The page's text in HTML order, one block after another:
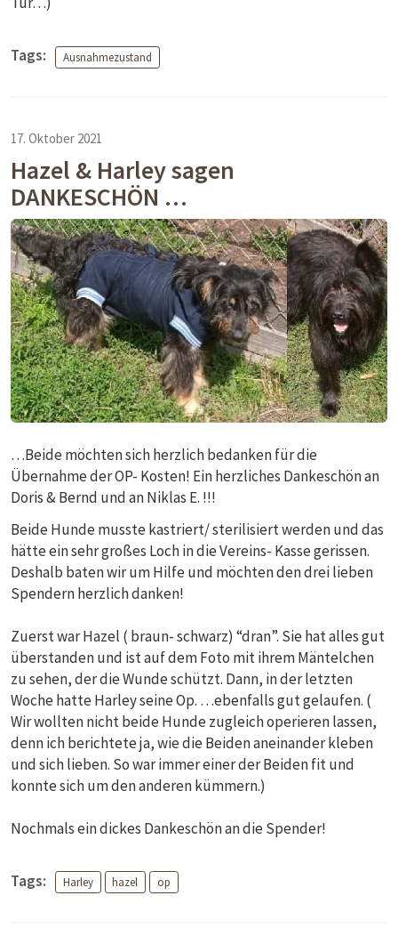
Tags: Ausnahmezustand
17. Oktober 2021
Hazel & Harley sagen
DANKESCHÖN …
…Beide möchten sich herzlich bedanken für die
Übernahme der OP- Kosten! Ein herzliches Dankeschön an
Doris & Bernd und an Niklas E. !!!
Beide Hunde musste kastriert/ sterilisiert werden und das
hätte ein sehr großes Loch in die Vereins- Kasse gerissen.
Deshalb baten wir um Hilfe und möchten den drei lieben
Spendern herzlich danken!
Zuerst war Hazel ( braun- schwarz) “dran”. Sie hat alles gut
überstanden und ist auf dem Foto mit ihrem Mäntelchen
zu sehen, der die Wunde schützt. Dann, in der letzten
Woche hatte Harley seine Op. …ebenfalls gut gelaufen. (
Wir wollten nicht beide Hunde zugleich operieren lassen,
denn ich berichtete ja, wie die Beiden aneinander kleben
und sich lieben. So war immer einer der Beiden fit und
konnte sich um den anderen kümmern.)
Nochmals ein dickes Dankeschön an die Spender!
Tags: Harley hazel op